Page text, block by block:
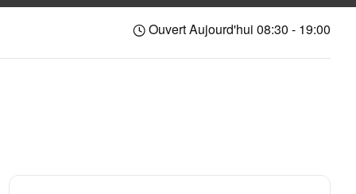
Ouvert Aujourd'hui 08:30 - 19:00